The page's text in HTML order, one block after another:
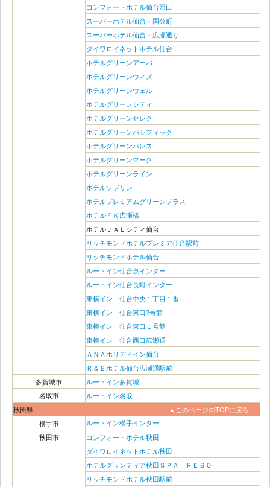
コンフォートホテル仙台西口
スーパーホテル仙台・国分町
スーパーホテル仙台・広瀬通り
ダイワロイネットホテル仙台
ホテルグリーンアーバ
ホテルグリーンウィズ
ホテルグリーンウェル
ホテルグリーンシティ
ホテルグリーンセレク
ホテルグリーンパシフィック
ホテルグリーンパレス
ホテルグリーンマーク
ホテルグリーンライン
ホテルソブリン
ホテルプレミアムグリーンプラス
ホテルＦＫ広瀬橋
ホテルＪＡＬシティ仙台
リッチモンドホテルプレミア仙台駅前
リッチモンドホテル仙台
ルートイン仙台泉インター
ルートイン仙台長町インター
東横イン 仙台中央１丁目１番
東横イン 仙台東口?号館
東横イン 仙台東口１号館
東横イン 仙台西口広瀬通
ＡＮＡホリディイン仙台
Ｒ＆Ｂホテル仙台広瀬通駅前
多賀城市
ルートイン多賀城
名取市
ルートイン名取
▲このページのTOPに戻る
秋田県
横手市
ルートイン横手インター
秋田市
コンフォートホテル秋田
ダイワロイネットホテル秋田
ホテルグランティア秋田ＳＰＡ ＲＥＳＯ
リッチモンドホテル秋田駅前